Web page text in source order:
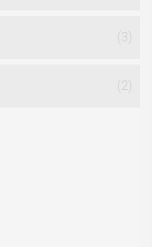
(3)
(2)